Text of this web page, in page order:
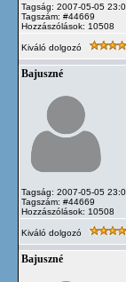
Tagság: 2007-05-05
Tagszám: #44669
Hozzászólások: 10508
Kiváló dolgozó
Bajuszné
Tagság: 2007-05-05
Tagszám: #44669
Hozzászólások: 10508
Kiváló dolgozó
Bajuszné